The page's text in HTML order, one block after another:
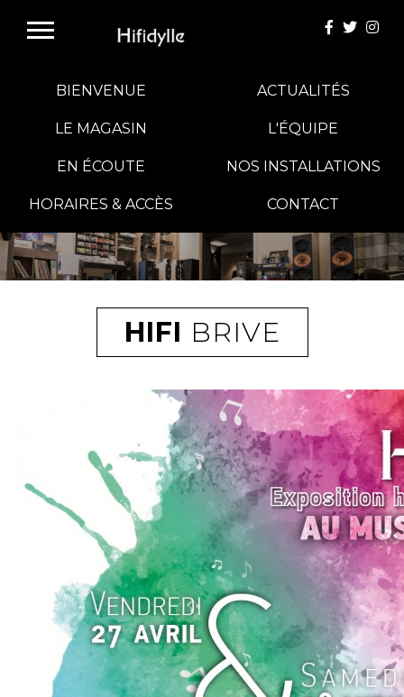
E-BOUTIQUE
HIFI GROUP
COUPS DE COEUR
DOSSIERS
NOUS CONTACTER
BIENVENUE ACTUALITÉS
LE MAGASIN L'ÉQUIPE
EN ÉCOUTE NOS INSTALLATIONS
HORAIRES & ACCÈS CONTACT
HIFI BRIVE